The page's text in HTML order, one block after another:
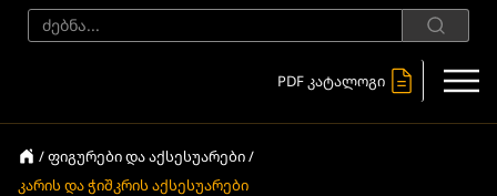
PDF კატალოგი
/ ფიგურები და აქსესუარები /
კარის და ჭიშკრის აქსესუარები